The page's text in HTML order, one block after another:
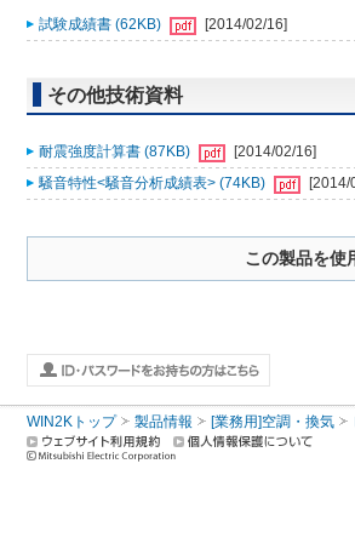
試験成績書 (62KB) [2014/02/16]
その他技術資料
耐震強度計算書 (87KB)
[2014/02/16]
騒音特性<騒音分析成績表> (74KB)
[2014/
この製品を使
WIN2Kトップ 製品情報 [業務用]空調・換気